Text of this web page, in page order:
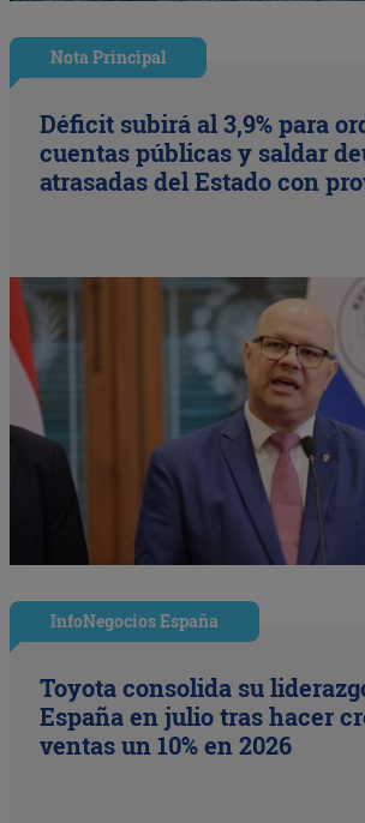
Nota Principal
Déficit subirá al 3,9% para
cuentas públicas y saldar
atrasadas del Estado con
InfoNegocios España
Toyota consolida su
España en julio tras hacer
ventas un 10% en 2026